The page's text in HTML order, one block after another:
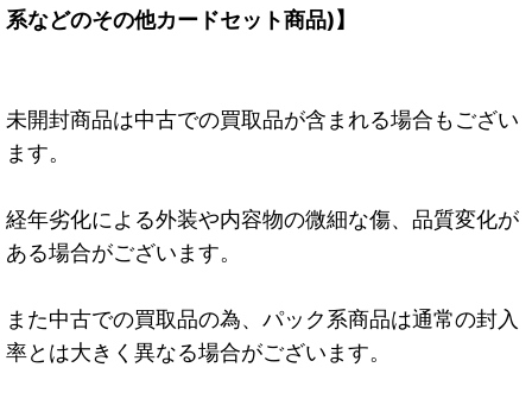
系などのその他カードセット商品)】
未開封商品は中古での買取品が含まれる場合もござい
ます。
経年劣化による外装や内容物の微細な傷、品質変化が
ある場合がございます。
また中古での買取品の為、パック系商品は通常の封入
率とは大きく異なる場合がございます。